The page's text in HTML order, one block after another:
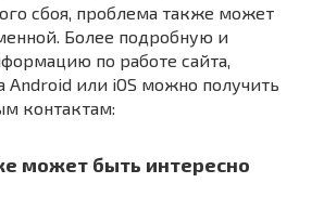
сбоя, проблема также может
Более подробную и
по работе сайта,
Android или iOS можно получить
контактам:
может быть интересно